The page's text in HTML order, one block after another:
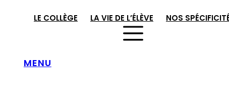
LE COLLÈGE LA VIE DE L’ÉLÈVE NOS
MENU